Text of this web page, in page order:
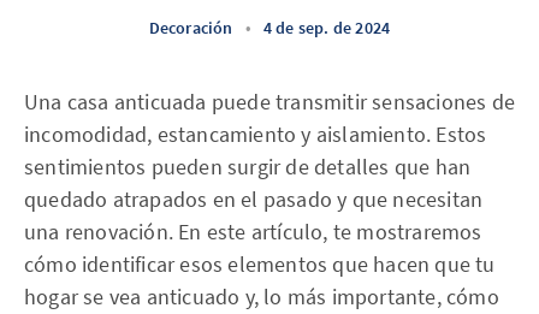
Decoración • 4 de sep. de 2024
Una casa anticuada puede transmitir sensaciones de
incomodidad, estancamiento y aislamiento. Estos
sentimientos pueden surgir de detalles que han
quedado atrapados en el pasado y que necesitan
una renovación. En este artículo, te mostraremos
cómo identificar esos elementos que hacen que tu
hogar se vea anticuado y, lo más importante, cómo